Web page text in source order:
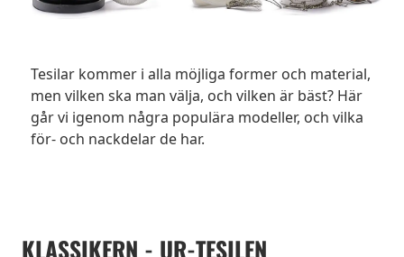
Tesilar kommer i alla möjliga former och material,
men vilken ska man välja, och vilken är bäst? Här
går vi igenom några populära modeller, och vilka
för- och nackdelar de har.
KLASSIKERN - UR-TESILEN